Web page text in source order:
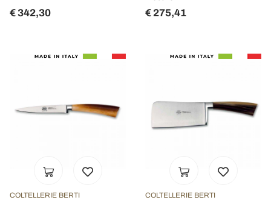
€ 342,30 € 275,41
COLTELLERIE BERTI COLTELLERIE BERTI